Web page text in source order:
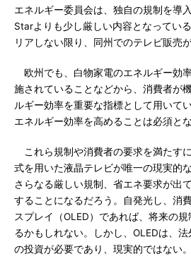
エネルギー委員会は、独自の規制を導
Starよりも少し厳しい内容となってい
リアしない限り、同州でのテレビ販売
欧州でも、白物家電のエネルギー効
施されていることなどから、消費者が
ルギー効率を重要な指標として用いて
エネルギー効率を高めることは必須とな
これら規制や消費者の要求を満たす
式を用いた液晶テレビが唯一の現実的
さらなる厳しい規制、省エネ要求が出
することになるだろう。自発光し、消
スプレイ（OLED）であれば、将来の
るかもしれない。しかし、OLEDは、
の投資が必要であり、現実的ではない。